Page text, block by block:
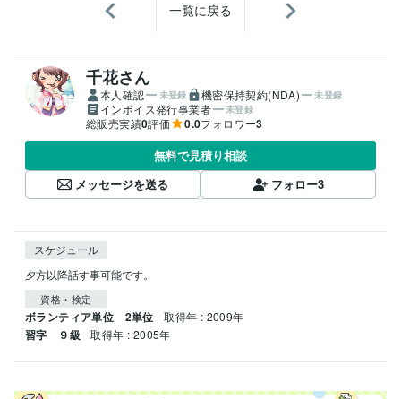
一覧に戻る
千花さん
本人確認 未登録 機密保持契約(NDA) 未登録
インボイス発行事業者 未登録
総販売実績0評価 0.0フォロワー3
無料で見積り相談
メッセージを送る
フォロー3
スケジュール
夕方以降話す事可能です。
資格・検定
ボランティア単位 2単位 取得年 : 2009年
習字 ９級 取得年 : 2005年